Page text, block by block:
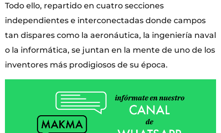
Todo ello, repartido en cuatro secciones
independientes e interconectadas donde campos
tan dispares como la aeronáutica, la ingeniería naval
o la informática, se juntan en la mente de uno de los
inventores más prodigiosos de su época.